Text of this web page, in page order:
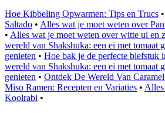
Hoe Kibbeling Opwarmen: Tips en Trucs •
Saltado • Alles wat je moet weten over
• Alles wat je moet weten over witte ui en
wereld van Shakshuka: een ei met tomaat
genieten • Hoe bak je de perfecte biefstuk
wereld van Shakshuka: een ei met tomaat
genieten • Ontdek De Wereld Van
Miso Ramen: Recepten en Variaties •
Koolrabi •